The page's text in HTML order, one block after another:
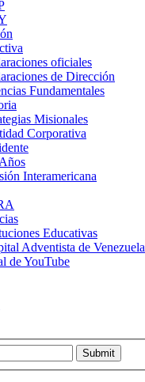
oficiales
de Dirección
Fundamentales
Misionales
Corporativa
Interamericana
Educativas
Adventista de Venezuela
de YouTube
Submit